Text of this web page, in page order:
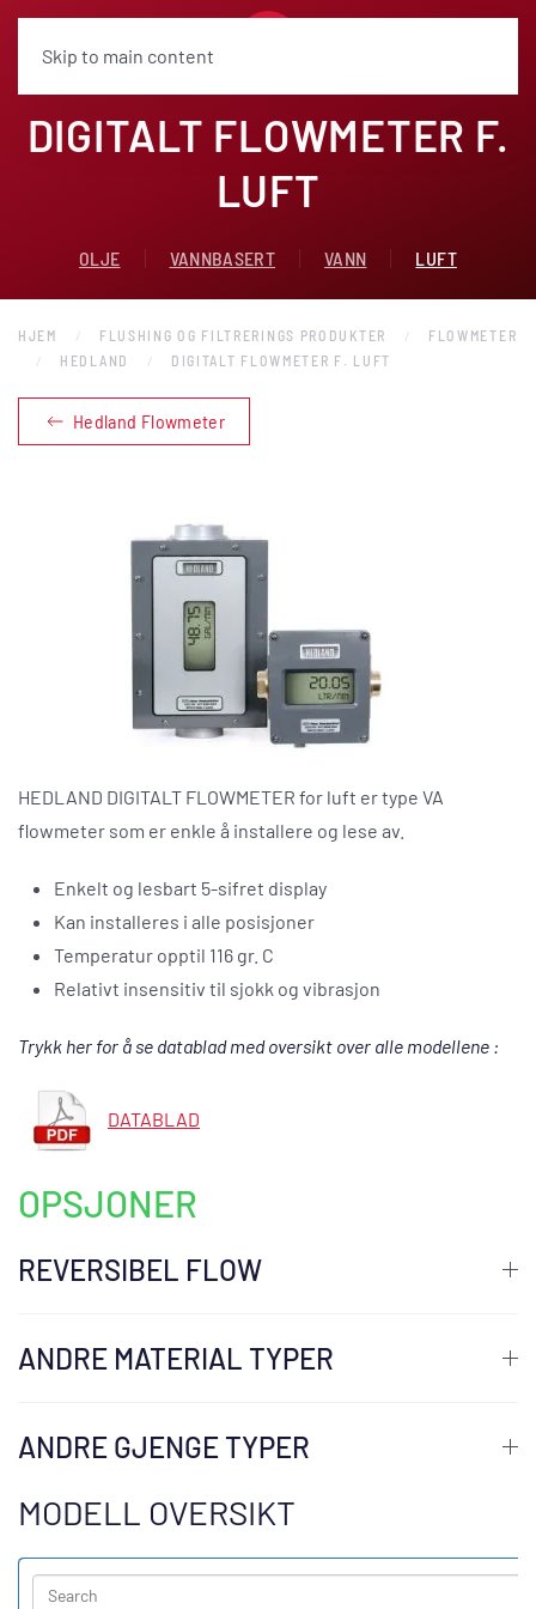
Skip to main content
DIGITALT FLOWMETER F.
LUFT
OLJE VANNBASERT VANN LUFT
HJEM FLUSHING OG FILTRERINGS PRODUKTER
FLOWMETER
HEDLAND
DIGITALT FLOWMETER F. LUFT
Hedland Flowmeter
HEDLAND DIGITALT FLOWMETER for luft er type VA
flowmeter som er enkle å installere og lese av.
Enkelt og lesbart 5-sifret display
Kan installeres i alle posisjoner
Temperatur opptil 116 gr. C
Relativt insensitiv til sjokk og vibrasjon
Trykk her for å se datablad med oversikt over alle modellene :
DATABLAD
OPSJONER
REVERSIBEL FLOW
ANDRE MATERIAL TYPER
ANDRE GJENGE TYPER
MODELL OVERSIKT